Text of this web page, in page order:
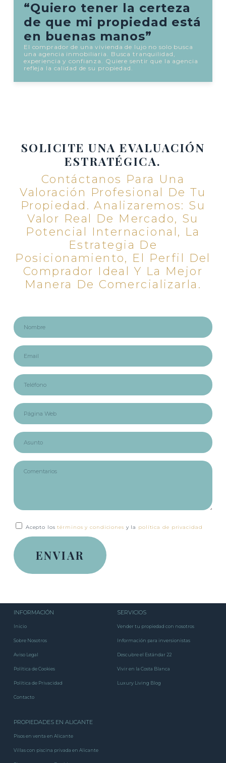
“Quiero tener la certeza
de que mi propiedad está
en buenas manos”
El comprador de una vivienda de lujo no solo busca
una agencia inmobiliaria. Busca tranquilidad,
experiencia y confianza. Quiere sentir que la agencia
refleja la calidad de su propiedad.
SOLICITE UNA EVALUACIÓN
ESTRATÉGICA.
Contáctanos Para Una
Valoración Profesional De Tu
Propiedad. Analizaremos: Su
Valor Real De Mercado, Su
Potencial Internacional, La
Estrategia De
Posicionamiento, El Perfil Del
Comprador Ideal Y La Mejor
Manera De Comercializarla.
Acepto lostérminos y condiciones y la política de privacidad
INFORMACIÓN
Inicio
Sobre Nosotros
Aviso Legal
Política de Cookies
Política de Privacidad
Contacto
SERVICIOS
Vender tu propiedad con nosotros
Información para inversionistas
Descubre el Estándar 22
Vivir en la Costa Blanca
Luxury Living Blog
PROPIEDADES EN ALICANTE
Pisos en venta en Alicante
Villas con piscina privada en Alicante